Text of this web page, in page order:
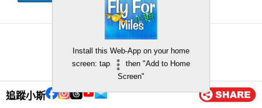
追蹤小斯
Back to top
Install this Web-App on your home
screen: tap
then "Add to Home
Screen"